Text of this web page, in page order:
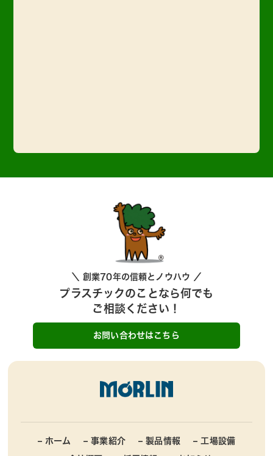
＼ 創業70年の信頼とノウハウ ／
プラスチックのことなら何でも
ご相談ください！
お問い合わせはこちら
– ホーム – 事業紹介 – 製品情報 – 工場設備